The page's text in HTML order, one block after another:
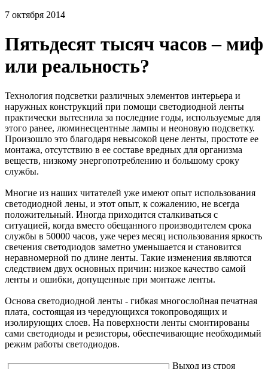
7 октября 2014
Пятьдесят тысяч часов – миф
или реальность?
Технология подсветки различных элементов интерьера и
наружных конструкций при помощи светодиодной ленты
практически вытеснила за последние годы, используемые для
этого ранее, люминесцентные лампы и неоновую подсветку.
Произошло это благодаря невысокой цене ленты, простоте ее
монтажа, отсутствию в ее составе вредных для организма
веществ, низкому энергопотреблению и большому сроку
службы.
Многие из наших читателей уже имеют опыт использования
светодиодной лены, и этот опыт, к сожалению, не всегда
положительный. Иногда приходится сталкиваться с
ситуацией, когда вместо обещанного производителем срока
службы в 50000 часов, уже через месяц использования яркость
свечения светодиодов заметно уменьшается и становится
неравномерной по длине ленты. Такие изменения являются
следствием двух основных причин: низкое качество самой
ленты и ошибки, допущенные при монтаже ленты.
Основа светодиодной ленты - гибкая многослойная печатная
плата, состоящая из чередующихся токопроводящих и
изолирующих слоев. На поверхности ленты смонтированы
сами светодиоды и резисторы, обеспечивающие необходимый
режим работы светодиодов.
Выход из строя